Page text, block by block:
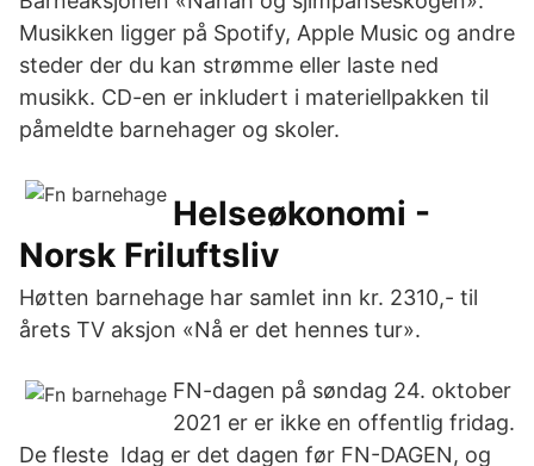
Musikken ligger på Spotify, Apple Music og andre
steder der du kan strømme eller laste ned
musikk. CD-en er inkludert i materiellpakken til
påmeldte barnehager og skoler.
Helseøkonomi -
Norsk Friluftsliv
Høtten barnehage har samlet inn kr. 2310,- til
årets TV aksjon «Nå er det hennes tur».
FN-dagen på søndag 24. oktober
2021 er er ikke en offentlig fridag.
De fleste Idag er det dagen før FN-DAGEN, og